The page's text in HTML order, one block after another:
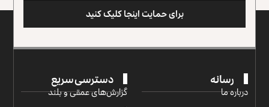
برای حمایت اینجا کلیک کنید
رسانه
درباره ما
دسترسی سریع
گزارش‌‌های عمقی و بلند